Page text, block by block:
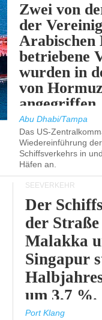
Zwei von
der
Arabischen
betriebene
wurden in
von
angegriffen.
Abu Dhabi/Tampa
Das US-
Wiedereinführung
Schiffsverkehrs in
Häfen an.
SEEVERKEHR
Der
der
Malakka
Singapur
um 3,7 %.
Port Klang